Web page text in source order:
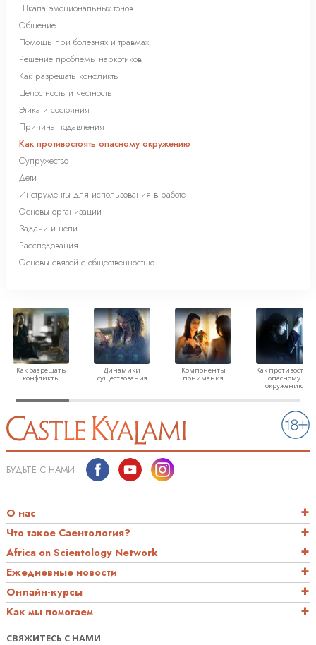
Шкала эмоциональных тонов
Общение
Помощь при болезнях и травмах
Решение проблемы наркотиков
Как разрешать конфликты
Целостность и честность
Этика и состояния
Причина подавления
Как противостоять опасному окружению
Супружество
Дети
Инструменты для использования в работе
Основы организации
Задачи и цели
Расследования
Основы связей с общественностью
Как разрешать
конфликты
Динамики
существования
Компоненты
понимания
Как
опасному
окружению
БУДЬТЕ С НАМИ
О нас
Что такое Саентология?
Africa on Scientology Network
Ежедневные новости
Онлайн-курсы
Как мы помогаем
СВЯЖИТЕСЬ С НАМИ